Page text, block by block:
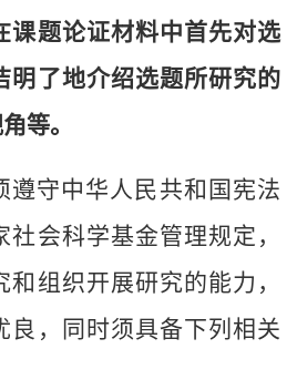
课题论证材料中首先对选
明了地介绍选题所研究的
等。
遵守中华人民共和国宪法
会科学基金管理规定，
组织开展研究的能力，
良，同时须具备下列相关